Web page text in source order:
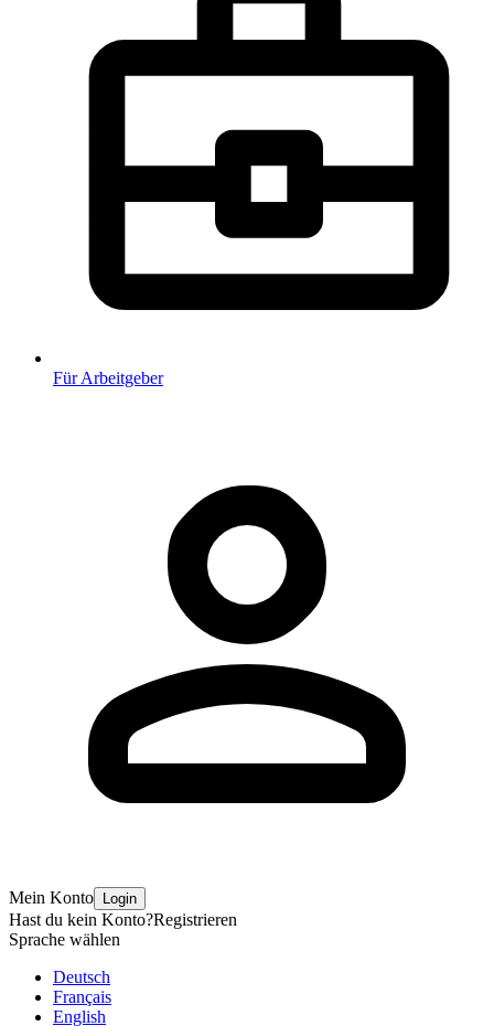
Für Arbeitgeber
Mein Konto Login
Hast du kein Konto?Registrieren
Sprache wählen
Deutsch
Français
English